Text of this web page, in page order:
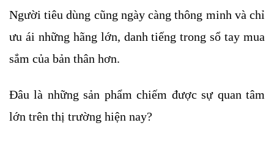
Người tiêu dùng cũng ngày càng thông minh và chỉ
ưu ái những hãng lớn, danh tiếng trong sổ tay mua
sắm của bản thân hơn.
Đâu là những sản phẩm chiếm được sự quan tâm
lớn trên thị trường hiện nay?